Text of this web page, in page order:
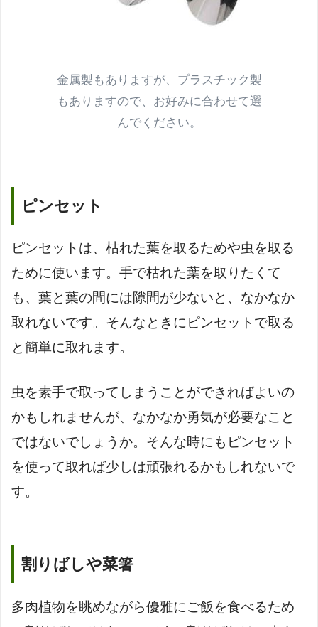
金属製もありますが、プラスチック製
もありますので、お好みに合わせて選
んでください。
ピンセット
ピンセットは、枯れた葉を取るためや虫を取る
ために使います。手で枯れた葉を取りたくて
も、葉と葉の間には隙間が少ないと、なかなか
取れないです。そんなときにピンセットで取る
と簡単に取れます。
虫を素手で取ってしまうことができればよいの
かもしれませんが、なかなか勇気が必要なこと
ではないでしょうか。そんな時にもピンセット
を使って取れば少しは頑張れるかもしれないで
す。
割りばしや菜箸
多肉植物を眺めながら優雅にご飯を食べるため